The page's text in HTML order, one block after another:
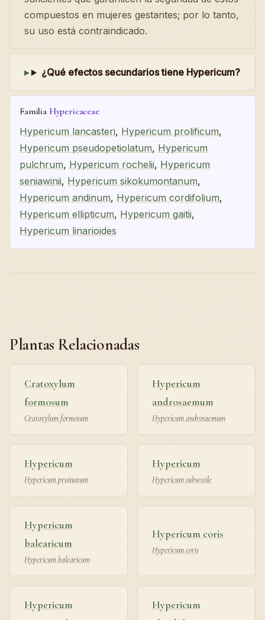
compuestos en mujeres gestantes; por lo tanto,
su uso está contraindicado.
¿Qué efectos secundarios tiene Hypericum?
Familia Hypericaceae
Hypericum lancasteri, Hypericum prolificum,
Hypericum pseudopetiolatum, Hypericum
pulchrum, Hypericum rochelii, Hypericum
seniawinii, Hypericum sikokumontanum,
Hypericum andinum, Hypericum cordifolium,
Hypericum ellipticum, Hypericum gaitii,
Hypericum linarioides
Plantas Relacionadas
Cratoxylum
formosum
Cratoxylum formosum
Hypericum
androsaemum
Hypericum androsaemum
Hypericum
Hypericum pruinatum
Hypericum
Hypericum subsessile
Hypericum
balearicum
Hypericum balearicum
Hypericum coris
Hypericum coris
Hypericum
Hypericum